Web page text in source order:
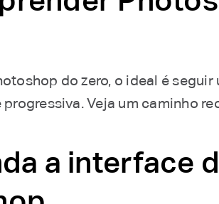
do zero, o ideal é seguir
Veja um caminho
a interface